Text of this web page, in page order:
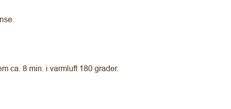
ca. 8 min. i varmluft 180 grader.